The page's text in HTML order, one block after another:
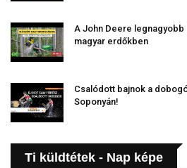
A John Deere
magyar erdőkben
Csalódott bajnok a
Soponyán!
Ti küldtétek - Nap képe